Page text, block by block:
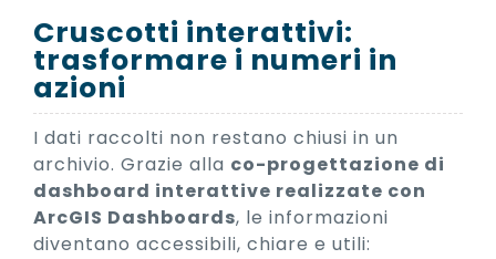
Cruscotti interattivi:
trasformare i numeri in
azioni
I dati raccolti non restano chiusi in un
archivio. Grazie alla co-progettazione di
dashboard interattive realizzate con
ArcGIS Dashboards, le informazioni
diventano accessibili, chiare e utili: